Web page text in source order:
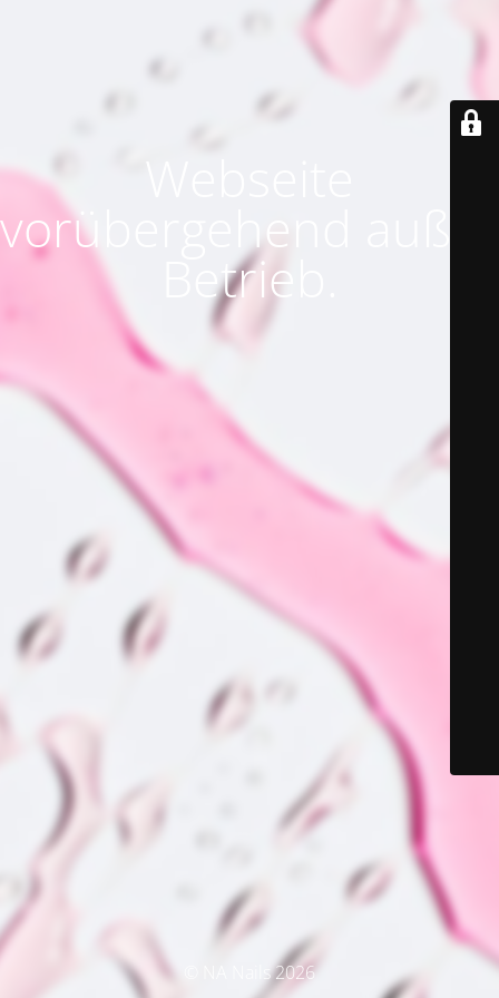
vorübergehend außer
Betrieb.
© NA Nails 2026